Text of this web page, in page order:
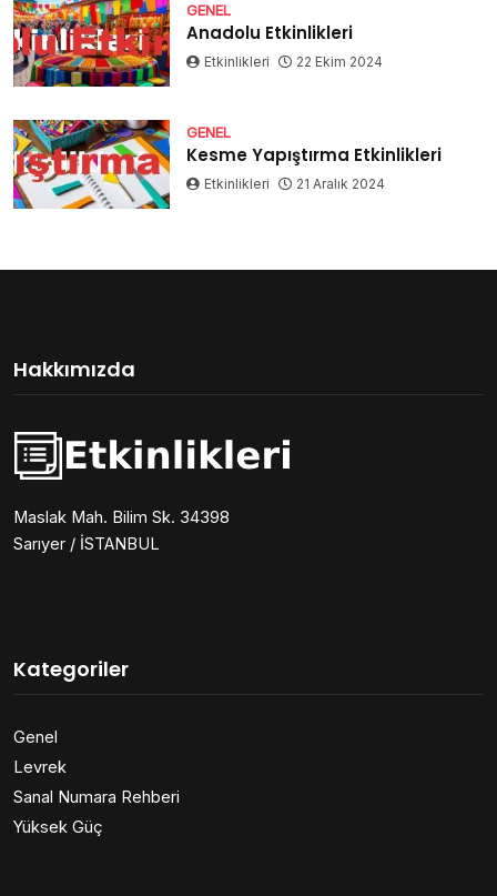
GENEL
Anadolu Etkinlikleri
Etkinlikleri 22 Ekim 2024
GENEL
Kesme Yapıştırma Etkinlikleri
Etkinlikleri 21 Aralık 2024
Hakkımızda
Maslak Mah. Bilim Sk. 34398
Sarıyer / İSTANBUL
Kategoriler
Genel
Levrek
Sanal Numara Rehberi
Yüksek Güç